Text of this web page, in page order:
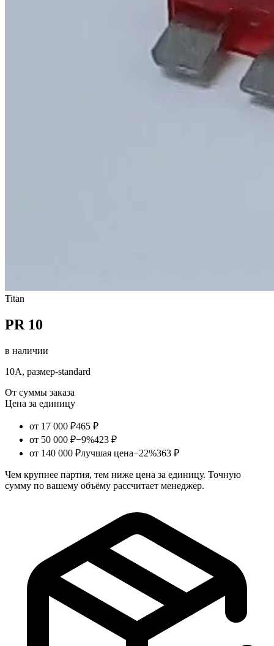
Titan
PR 10
в наличии
10А, размер-standard
От суммы заказа
Цена за единицу
от 17 000 ₽465 ₽
от 50 000 ₽−9%423 ₽
от 140 000 ₽лучшая цена−22%363 ₽
Чем крупнее партия, тем ниже цена за единицу. Точную
сумму по вашему объёму рассчитает менеджер.